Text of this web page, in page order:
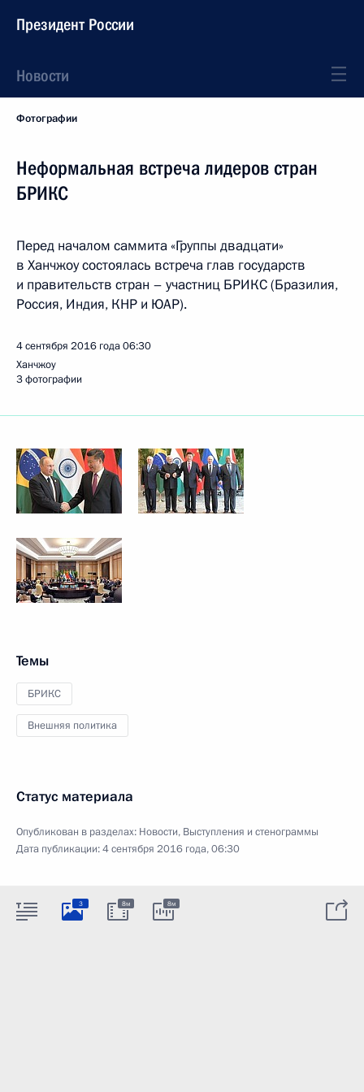
Президент России
Новости
Фотографии
Неформальная встреча лидеров стран
БРИКС
Перед началом саммита «Группы двадцати»
в Ханчжоу состоялась встреча глав государств
и правительств стран – участниц БРИКС (Бразилия,
Россия, Индия, КНР и ЮАР).
4 сентября 2016 года06:30
Ханчжоу
3 фотографии
Темы
БРИКС
Внешняя политика
Статус материала
Опубликован в разделах: Новости, Выступления и стенограммы
Дата публикации:4 сентября 2016 года, 06:30
3 8м 8м